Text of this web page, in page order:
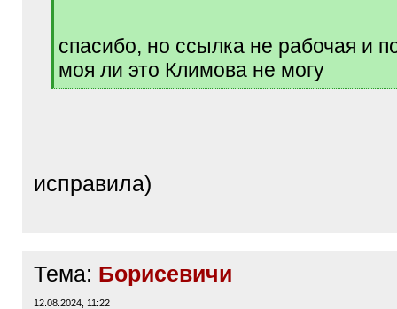
спасибо, но ссылка не рабочая и
моя ли это Климова не могу
[
исправила)
Тема: Борисевичи
12.08.2024, 11:22